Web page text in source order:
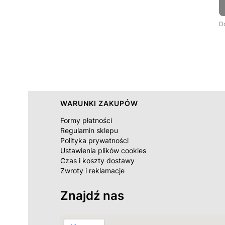
Linki w stopce
WARUNKI ZAKUPÓW
Formy płatności
Regulamin sklepu
Polityka prywatności
Ustawienia plików cookies
Czas i koszty dostawy
Zwroty i reklamacje
Znajdź nas